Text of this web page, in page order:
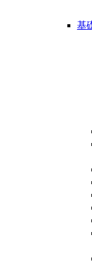
基